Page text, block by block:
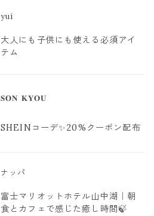
yui
大人にも子供にも使える必須アイ
テム
𝐒𝐎𝐍 𝐊𝐘𝐎𝐔
SHEINコーデ✨20%クーポン配布
ナッパ
富士マリオットホテル山中湖｜朝
食とカフェで感じた癒し時間🍃